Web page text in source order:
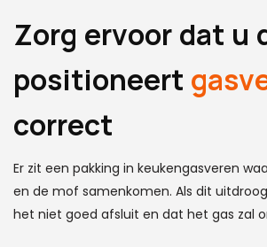
Zorg ervoor dat u
positioneert
correct
Er zit een pakking in keukengasveren
en de mof samenkomen. Als dit
het niet goed afsluit en dat het gas zal